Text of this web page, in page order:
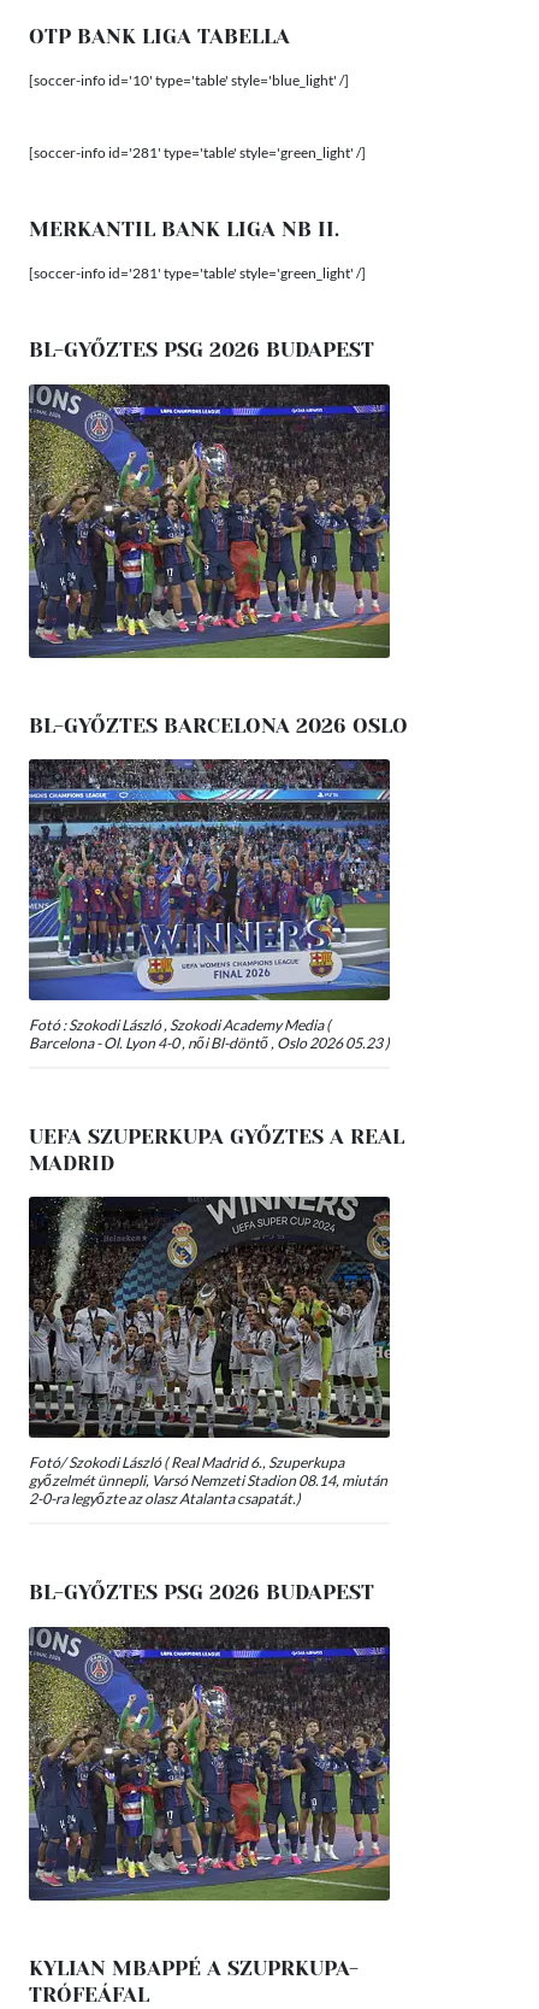
OTP BANK LIGA TABELLA
[soccer-info id='10' type='table' style='blue_light' /]
[soccer-info id='281' type='table' style='green_light' /]
MERKANTIL BANK LIGA NB II.
[soccer-info id='281' type='table' style='green_light' /]
BL-GYŐZTES PSG 2026 BUDAPEST
BL-GYŐZTES BARCELONA 2026 OSLO
Fotó : Szokodi László , Szokodi Academy Media (
Barcelona - Ol. Lyon 4-0 , női Bl-döntő , Oslo 2026 05.23 )
UEFA SZUPERKUPA GYŐZTES A REAL
MADRID
Fotó/ Szokodi László ( Real Madrid 6., Szuperkupa
győzelmét ünnepli, Varsó Nemzeti Stadion 08.14, miután
2-0-ra legyőzte az olasz Atalanta csapatát.)
BL-GYŐZTES PSG 2026 BUDAPEST
KYLIAN MBAPPÉ A SZUPRKUPA-
TRÓFEÁFAL